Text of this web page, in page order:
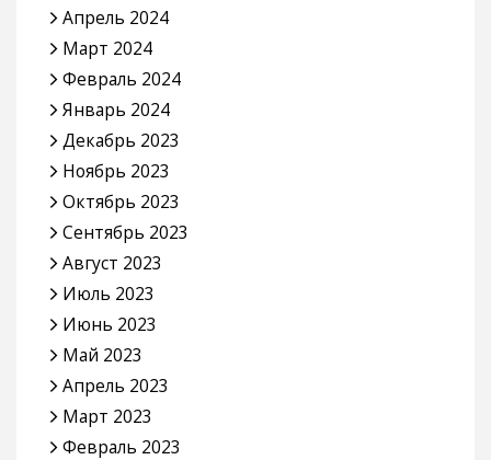
Апрель 2024
Март 2024
Февраль 2024
Январь 2024
Декабрь 2023
Ноябрь 2023
Октябрь 2023
Сентябрь 2023
Август 2023
Июль 2023
Июнь 2023
Май 2023
Апрель 2023
Март 2023
Февраль 2023